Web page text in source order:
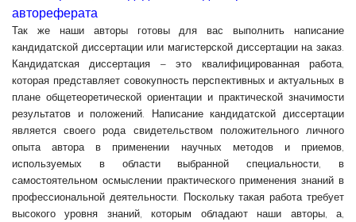
автореферата
Так же наши авторы готовы для вас выполнить написание
кандидатской диссертации или магистерской диссертации на заказ.
Кандидатская диссертация – это квалифицированная работа,
которая представляет совокупность перспективных и актуальных в
плане общетеоретической ориентации и практической значимости
результатов и положений. Написание кандидатской диссертации
является своего рода свидетельством положительного личного
опыта автора в применении научных методов и приемов,
используемых в области выбранной специальности, в
самостоятельном осмыслении практического применения знаний в
профессиональной деятельности. Поскольку такая работа требует
высокого уровня знаний, которым обладают наши авторы, а,